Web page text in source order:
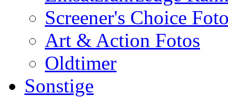
Screener's Choice
Art & Action Fotos
Oldtimer
Sonstige